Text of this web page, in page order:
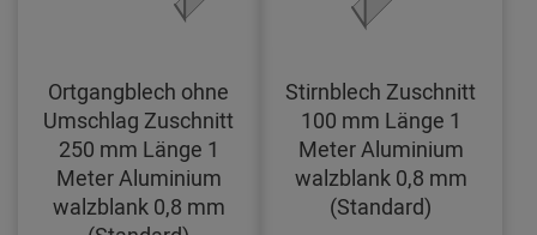
Ortgangblech ohne
Umschlag Zuschnitt
250 mm Länge 1
Meter Aluminium
walzblank 0,8 mm
Stirnblech Zuschnitt
100 mm Länge 1
Meter Aluminium
walzblank 0,8 mm
(Standard)